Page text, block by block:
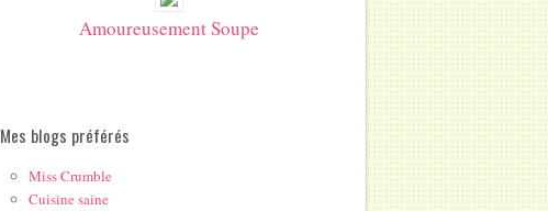
Amoureusement Soupe
Mes blogs préférés
Miss Crumble
Cuisine saine